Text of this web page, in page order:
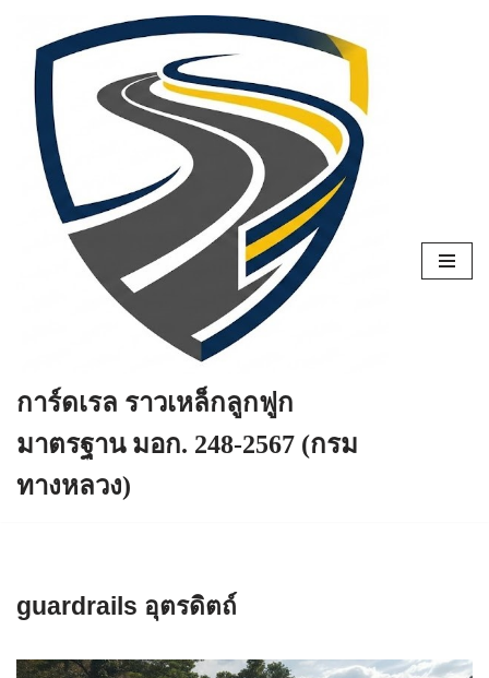
Skip
content
การ์ดเรล ราวเหล็กลูกฟูก
มาตรฐาน มอก. 248-2567 (กรม
ทางหลวง)
guardrails อุตรดิตถ์